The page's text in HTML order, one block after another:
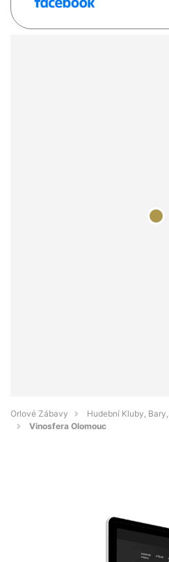
Orlové Zábavy
Hudební Kluby,
Vinosfera Olomouc